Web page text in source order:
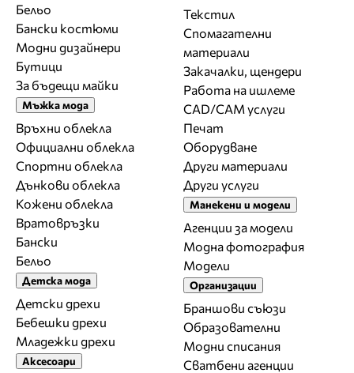
Бельо
Бански костюми
Модни дизайнери
Бутици
За бъдещи майки
Мъжка мода
Връхни облекла
Официални облекла
Спортни облекла
Дънкови облекла
Кожени облекла
Вратовръзки
Бански
Бельо
Детска мода
Детски дрехи
Бебешки дрехи
Младежки дрехи
Аксесоари
Текстил
Спомагателни
материали
Закачалки, щендери
Работа на ишлеме
CAD/CAM услуги
Печат
Оборудване
Други материали
Други услуги
Манекени и модели
Агенции за модели
Модна фотография
Модели
Организации
Браншови съюзи
Образователни
Модни списания
Сватбени агенции